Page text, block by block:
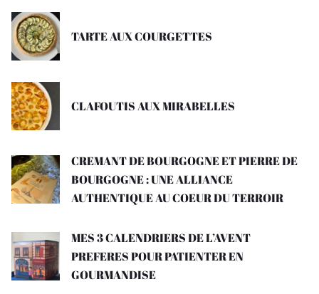
TARTE AUX COURGETTES
CLAFOUTIS AUX MIRABELLES
CREMANT DE BOURGOGNE ET PIERRE DE
BOURGOGNE : UNE ALLIANCE
AUTHENTIQUE AU COEUR DU TERROIR
MES 3 CALENDRIERS DE L’AVENT
PREFERES POUR PATIENTER EN
GOURMANDISE